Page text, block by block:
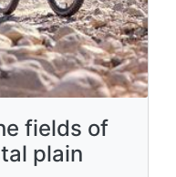
fields of
plain